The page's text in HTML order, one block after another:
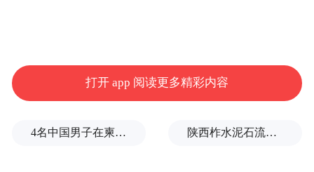
打开 app 阅读更多精彩内容
4名中国男子在柬埔寨杀人抛尸，被判无期 陕西柞水泥石流已致2人死亡，仍有1人失联